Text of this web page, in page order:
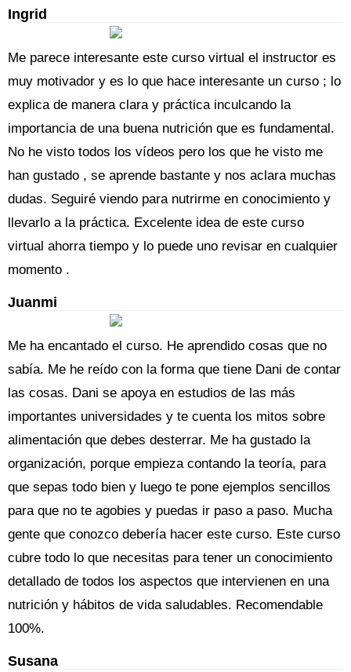
Ingrid
Me parece interesante este curso virtual el instructor es
muy motivador y es lo que hace interesante un curso ; lo
explica de manera clara y práctica inculcando la
importancia de una buena nutrición que es fundamental.
No he visto todos los vídeos pero los que he visto me
han gustado , se aprende bastante y nos aclara muchas
dudas. Seguiré viendo para nutrirme en conocimiento y
llevarlo a la práctica. Excelente idea de este curso
virtual ahorra tiempo y lo puede uno revisar en cualquier
momento .
Juanmi
Me ha encantado el curso. He aprendido cosas que no
sabía. Me he reído con la forma que tiene Dani de contar
las cosas. Dani se apoya en estudios de las más
importantes universidades y te cuenta los mitos sobre
alimentación que debes desterrar. Me ha gustado la
organización, porque empieza contando la teoría, para
que sepas todo bien y luego te pone ejemplos sencillos
para que no te agobies y puedas ir paso a paso. Mucha
gente que conozco debería hacer este curso. Este curso
cubre todo lo que necesitas para tener un conocimiento
detallado de todos los aspectos que intervienen en una
nutrición y hábitos de vida saludables. Recomendable
100%.
Susana